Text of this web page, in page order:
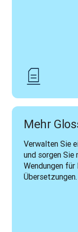
Mehr
Verwalten Sie
und sorgen
Wendungen
Übersetzungen.